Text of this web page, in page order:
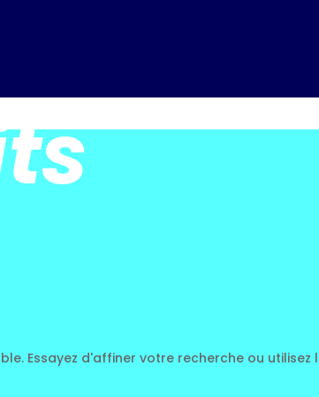
Essayez d'affiner votre recherche ou